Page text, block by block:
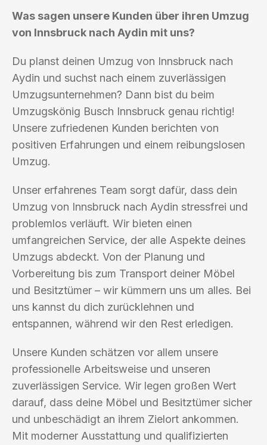
Was sagen unsere Kunden über ihren Umzug
von Innsbruck nach Aydin mit uns?
Du planst deinen Umzug von Innsbruck nach
Aydin und suchst nach einem zuverlässigen
Umzugsunternehmen? Dann bist du beim
Umzugskönig Busch Innsbruck genau richtig!
Unsere zufriedenen Kunden berichten von
positiven Erfahrungen und einem reibungslosen
Umzug.
Unser erfahrenes Team sorgt dafür, dass dein
Umzug von Innsbruck nach Aydin stressfrei und
problemlos verläuft. Wir bieten einen
umfangreichen Service, der alle Aspekte deines
Umzugs abdeckt. Von der Planung und
Vorbereitung bis zum Transport deiner Möbel
und Besitztümer – wir kümmern uns um alles. Bei
uns kannst du dich zurücklehnen und
entspannen, während wir den Rest erledigen.
Unsere Kunden schätzen vor allem unsere
professionelle Arbeitsweise und unseren
zuverlässigen Service. Wir legen großen Wert
darauf, dass deine Möbel und Besitztümer sicher
und unbeschädigt an ihrem Zielort ankommen.
Mit moderner Ausstattung und qualifizierten